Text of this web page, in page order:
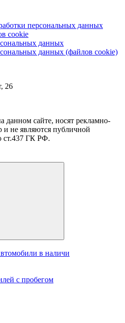
персональных данных
cookie
данных
данных (файлов cookie)
26
данном сайте, носят рекламно-
не являются публичной
ст.437 ГК РФ.
в наличи
с пробегом